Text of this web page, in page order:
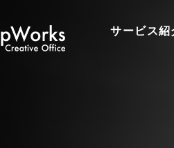
サービス紹